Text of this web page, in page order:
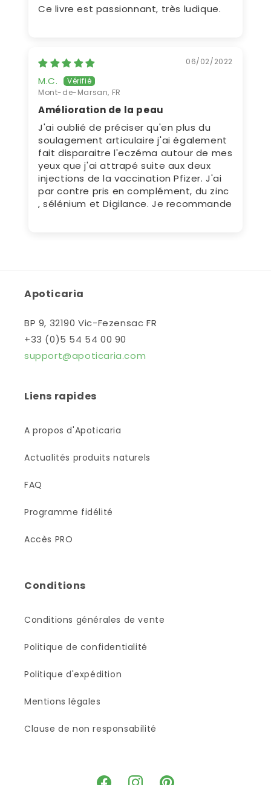
Ce livre est passionnant, très ludique.
06/02/2022
M.C.
Mont-de-Marsan, FR
Amélioration de la peau
J'ai oublié de préciser qu'en plus du
soulagement articulaire j'ai également
fait disparaitre l'eczéma autour de mes
yeux que j'ai attrapé suite aux deux
injections de la vaccination Pfizer. J'ai
par contre pris en complément, du zinc
, sélénium et Digilance. Je recommande
Apoticaria
BP 9, 32190 Vic-Fezensac FR
+33 (0)5 54 54 00 90
support@apoticaria.com
Liens rapides
A propos d'Apoticaria
Actualités produits naturels
FAQ
Programme fidélité
Accès PRO
Conditions
Conditions générales de vente
Politique de confidentialité
Politique d'expédition
Mentions légales
Clause de non responsabilité